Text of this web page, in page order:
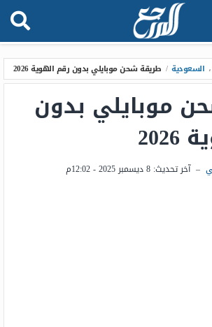
، السعودية / طريقة شحن موبايلي بدون رقم الهوية 2026
موبايلي بدون
– آخر تحديث: 8 ديسمبر 2025 - 12:02م